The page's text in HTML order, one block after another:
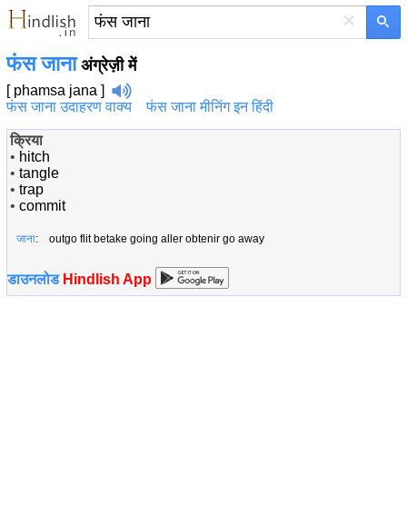
×
फंस जानाअंग्रेज़ी में
[ phamsa jana ]
फंस जाना उदाहरण वाक्य
फंस जाना मीनिंग इन हिंदी
क्रिया
• hitch
• tangle
• trap
• commit
जाना: outgo flit betake going aller obtenir go away
डाउनलोड Hindlish App